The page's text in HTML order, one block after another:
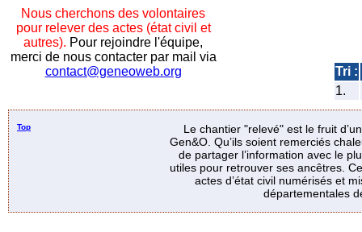
Nous cherchons des volontaires
pour relever des actes (état civil et
autres). Pour rejoindre l'équipe,
merci de nous contacter par mail via
contact@geneoweb.org
Tri :
1.
Top
Le chantier "relevé" est le fruit
Gen&O. Qu’ils soient remerciés
de partager l’information avec le
utiles pour retrouver ses ancêtres.
actes d’état civil numérisés et
départementales